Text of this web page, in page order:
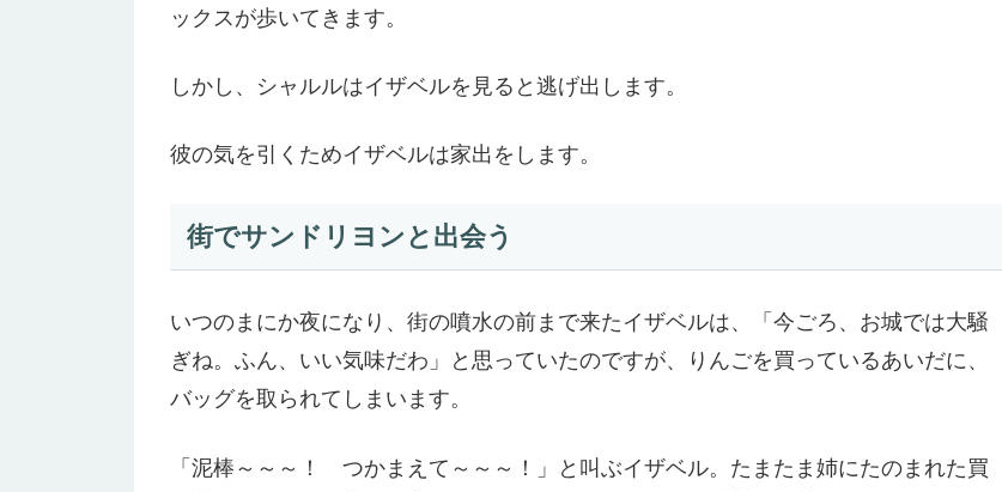
ックスが歩いてきます。
しかし、シャルルはイザベルを見ると逃げ出します。
彼の気を引くためイザベルは家出をします。
街でサンドリヨンと出会う
いつのまにか夜になり、街の噴水の前まで来たイザベルは、「今ごろ、お城では大騒
ぎね。ふん、いい気味だわ」と思っていたのですが、りんごを買っているあいだに、
バッグを取られてしまいます。
「泥棒～～～！ つかまえて～～～！」と叫ぶイザベル。たまたま姉にたのまれた買